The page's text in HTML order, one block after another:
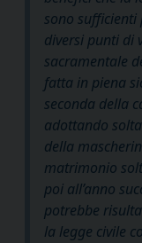
sono sufficienti
diversi punti di
sacramentale
fatta in piena
seconda della
adottando
della
matrimonio
poi all’anno
potrebbe
la legge civile